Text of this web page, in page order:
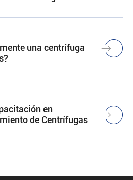
una centrífuga
en
de Centrífugas